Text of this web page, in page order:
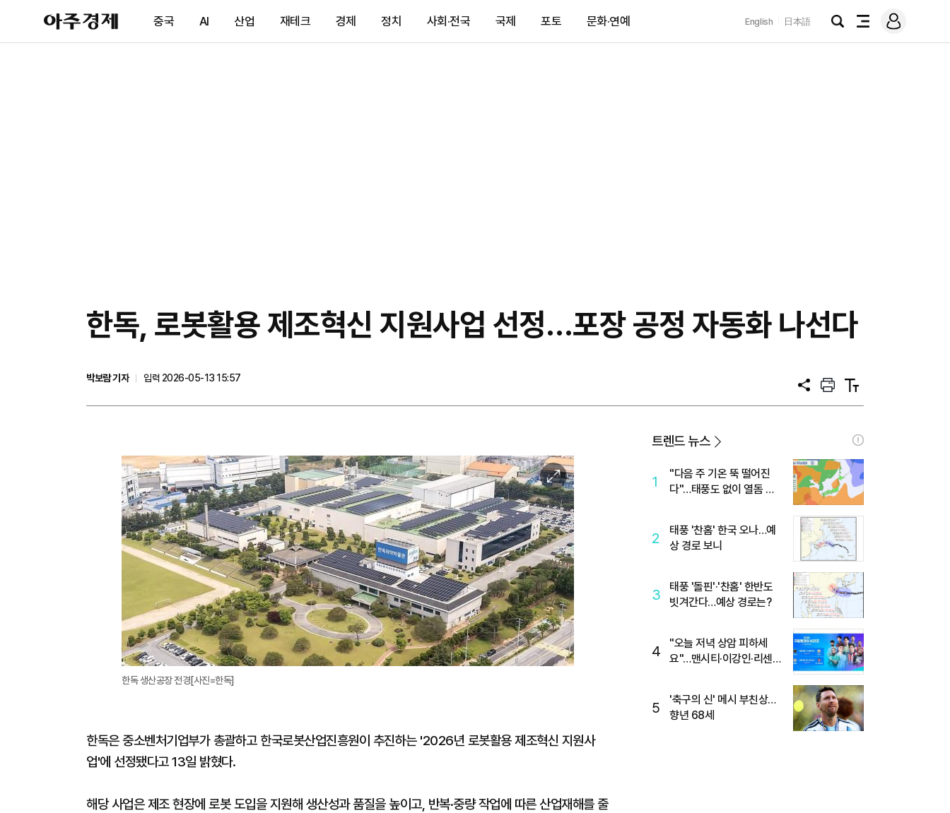
아
주
제
중국 AI 산업 재테크 경제 정치 사회·전국 국제 포토 문화·연예 English 日本語
검
전
메
그
한독, 로봇활용 제조혁신 지원사업 선정…포장 공정 자동화 나선다
박보람 기자
입력 2026-05-13 15:57
공
프
트
텍
트
이
미
지
확
대
한독 생산공장 전경[사진=한독]
한독은 중소벤처기업부가 총괄하고 한국로봇산업진흥원이 추진하는 '2026년 로봇활용 제조혁신 지원사
업'에 선정됐다고 13일 밝혔다.
해당 사업은 제조 현장에 로봇 도입을 지원해 생산성과 품질을 높이고, 반복·중량 작업에 따른 산업재해를 줄
트렌드 뉴스
1
"다음 주 기온 뚝 떨어진
다"…태풍도 없이 열돔 박
2
태풍 '찬홈' 한국 오나…예
상 경로 보니
3
태풍 '돌핀'·'찬홈' 한반도
빗겨간다…예상 경로는?
4
"오늘 저녁 상암 피하세
요"…맨시티·이강인·리센느
5
'축구의 신' 메시 부친상…
향년 68세